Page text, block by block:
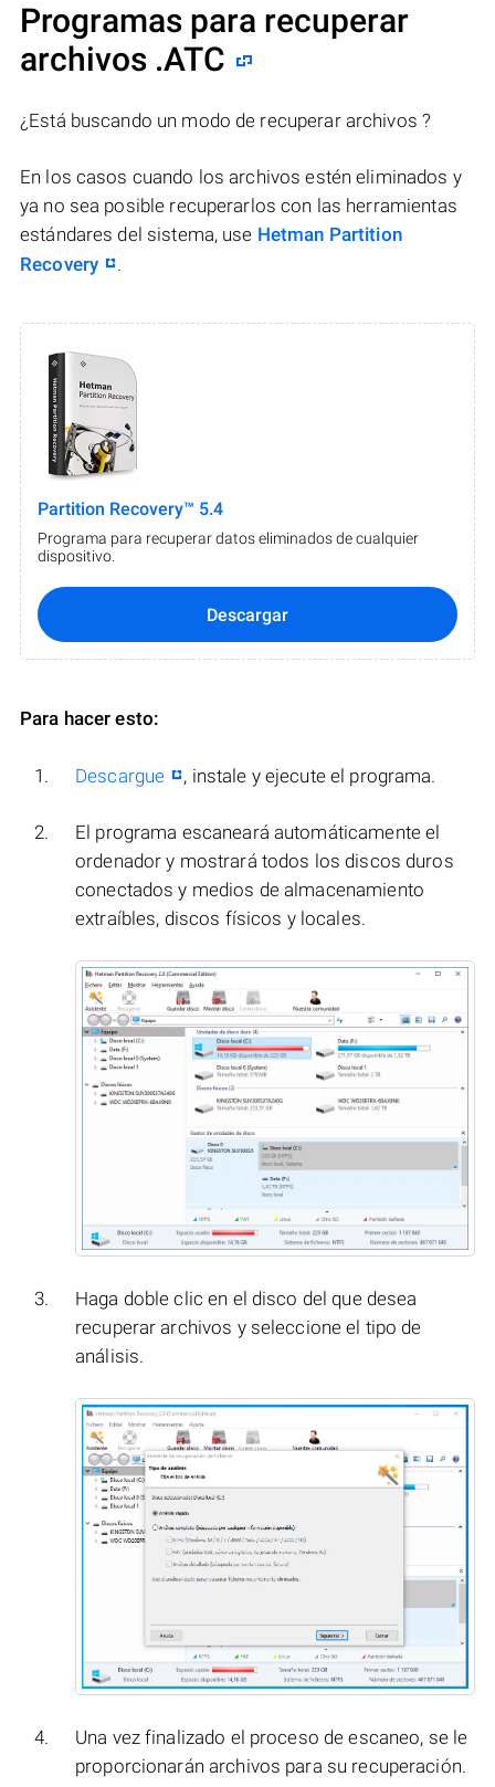
Programas para recuperar
archivos .ATC
¿Está buscando un modo de recuperar archivos ?
En los casos cuando los archivos estén eliminados y
ya no sea posible recuperarlos con las herramientas
estándares del sistema, use Hetman Partition
Recovery
.
Partition Recovery™ 5.4
Programa para recuperar datos eliminados de cualquier
dispositivo.
Descargar
Para hacer esto:
Descargue , instale y ejecute el programa.
El programa escaneará automáticamente el
ordenador y mostrará todos los discos duros
conectados y medios de almacenamiento
extraíbles, discos físicos y locales.
Haga doble clic en el disco del que desea
recuperar archivos y seleccione el tipo de
análisis.
Una vez finalizado el proceso de escaneo, se le
proporcionarán archivos para su recuperación.